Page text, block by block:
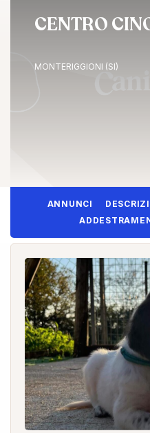
CENTRO
MONTERIGGIONI (SI)
ANNUNCI